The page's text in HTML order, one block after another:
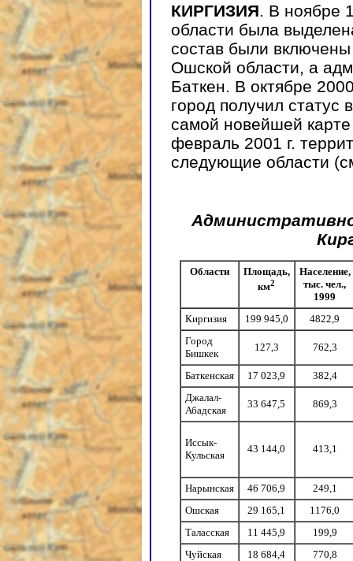
КИРГИЗИЯ. В ноябре
области была
состав были
Ошской области, а
Баткен. В октябре
город получил статус
самой новейшей
февраль 2001 г.
следующие области
Области
Площадь,
км2
Население,
тыс. чел.,
1999
Киргизия
199 945,0
4822,9
Город
Бишкек
127,3 762,3
Баткенская 17 023,9
382,4
Джалал-
Абадская
33 647,5 869,3
Иссык-
Кульская
43 144,0 413,1
Нарынская 46 706,9
249,1
Ошская
29 165,1
1176,0
Таласская
11 445,9
199,9
Чуйская
18 684,4 770,8